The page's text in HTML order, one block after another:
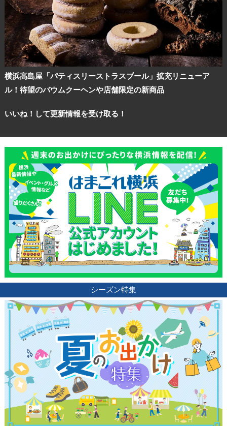
横浜高島屋「パティスリーストラスブール」拡充リニューア
ル！待望のバウムクーヘンや店舗限定の新商品
いいね！して更新情報を受け取る！
シーズン特集
ランキング
ブログ記事
サイトについて